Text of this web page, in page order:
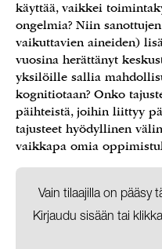
käyttää, vaikkei
ongelmia? Niin
vaikuttavien aineiden)
vuosina herättänyt
yksilöille sallia
kognitiotaan? Onko
päihteistä, joihin liittyy
tajusteet hyödyllinen
vaikkapa omia
Vain tilaajilla on pääsy
Kirjaudu sisään tai